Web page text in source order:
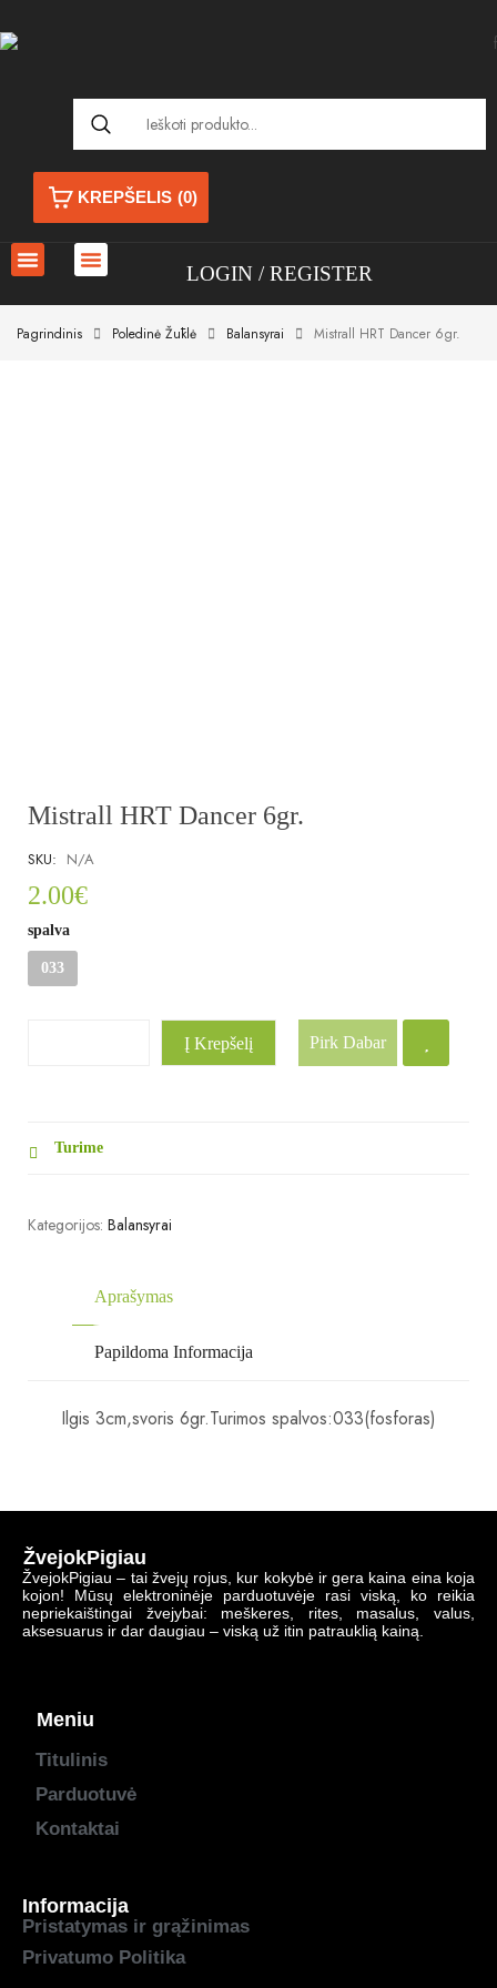
KREPŠELIS (0)
LOGIN REGISTER
Pagrindinis Poledinė Žūklė Balansyrai Mistrall HRT Dancer 6gr.
Mistrall HRT Dancer 6gr.
SKU: N/A
2.00€
spalva
033
Į Krepšelį Pirk Dabar
Turime
Kategorijos: Balansyrai
Aprašymas
Papildoma Informacija
Ilgis 3cm,svoris 6gr.Turimos spalvos:033(fosforas)
ŽvejokPigiau
ŽvejokPigiau – tai žvejų rojus, kur kokybė ir gera kaina eina koja
kojon! Mūsų elektroninėje parduotuvėje rasi viską, ko reikia
nepriekaištingai žvejybai: meškeres, rites, masalus, valus,
aksesuarus ir dar daugiau – viską už itin patrauklią kainą.
Meniu
Titulinis
Parduotuvė
Kontaktai
Informacija
Pristatymas ir grąžinimas
Privatumo Politika